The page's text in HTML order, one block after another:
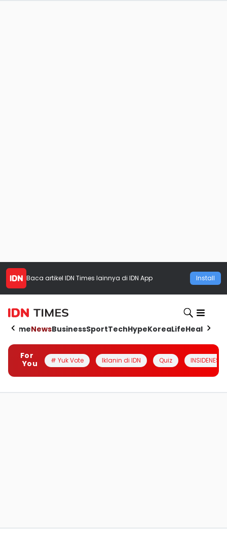
Baca artikel IDN Times lainnya di IDN App Install
HomeNewsBusinessSportTechHypeKoreaLifeHealth
For
You
# Yuk Vote Iklanin di IDN Quiz INSIDENESIA